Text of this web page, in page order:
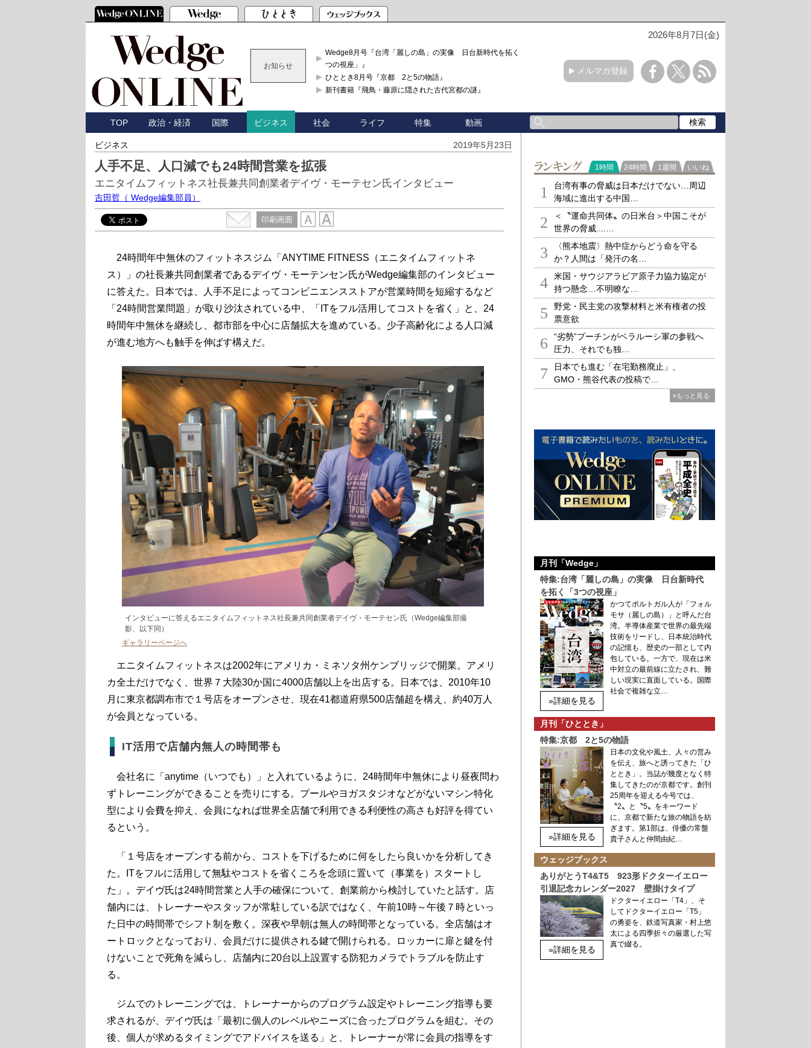
2026年8月7日(金)
お知らせ
Wedge8月号『台湾「麗しの島」の実像 日台新時代を拓く「3
つの視座」』
ひととき8月号『京都 2と5の物語』
新刊書籍『飛鳥・藤原に隠された古代宮都の謎』
メルマガ登録
TOP 政治・経済 国際 ビジネス 社会 ライフ 特集 動画
ビジネス 2019年5月23日
人手不足、人口減でも24時間営業を拡張
エニタイムフィットネス社長兼共同創業者デイヴ・モーテセン氏インタビュー
吉田哲 （ Wedge編集部員）
印刷画面
24時間年中無休のフィットネスジム「ANYTIME FITNESS（エニタイムフィットネ
ス）」の社長兼共同創業者であるデイヴ・モーテンセン氏がWedge編集部のインタビュー
に答えた。日本では、人手不足によってコンビニエンスストアが営業時間を短縮するなど
「24時間営業問題」が取り沙汰されている中、「ITをフル活用してコストを省く」と、24
時間年中無休を継続し、都市部を中心に店舗拡大を進めている。少子高齢化による人口減
が進む地方へも触手を伸ばす構えだ。
インタビューに答えるエニタイムフィットネス社長兼共同創業者デイヴ・モーテセン氏（Wedge編集部撮
影、以下同）
ギャラリーページへ
エニタイムフィットネスは2002年にアメリカ・ミネソタ州ケンブリッジで開業。アメリ
カ全土だけでなく、世界７大陸30か国に4000店舗以上を出店する。日本では、2010年10
月に東京都調布市で１号店をオープンさせ、現在41都道府県500店舗超を構え、約40万人
が会員となっている。
IT活用で店舗内無人の時間帯も
会社名に「anytime（いつでも）」と入れているように、24時間年中無休により昼夜問わ
ずトレーニングができることを売りにする。プールやヨガスタジオなどがないマシン特化
型により会費を抑え、会員になれば世界全店舗で利用できる利便性の高さも好評を得てい
るという。
「１号店をオープンする前から、コストを下げるために何をしたら良いかを分析してき
た。ITをフルに活用して無駄やコストを省くころを念頭に置いて（事業を）スタートし
た」。デイヴ氏は24時間営業と人手の確保について、創業前から検討していたと話す。店
舗内には、トレーナーやスタッフが常駐している訳ではなく、午前10時～午後７時といっ
た日中の時間帯でシフト制を敷く。深夜や早朝は無人の時間帯となっている。全店舗はオ
ートロックとなっており、会員だけに提供される鍵で開けられる。ロッカーに扉と鍵を付
けないことで死角を減らし、店舗内に20台以上設置する防犯カメラでトラブルを防止す
る。
ジムでのトレーニングでは、トレーナーからのプログラム設定やトレーニング指導も要
求されるが、デイヴ氏は「最初に個人のレベルやニーズに合ったプログラムを組む。その
後、個人が求めるタイミングでアドバイスを送る」と、トレーナーが常に会員の指導をす
ランキング
1時間 24時間 1週間 いいね
1
台湾有事の脅威は日本だけでない…周辺
海域に進出する中国…
2
＜〝運命共同体〟の日米台＞中国こそが
世界の脅威....…
3
〈熊本地震〉熱中症からどう命を守る
か？人間は「発汗の名…
4
米国・サウジアラビア原子力協力協定が
持つ懸念…不明瞭な…
5
野党・民主党の攻撃材料と米有権者の投
票意欲
6
“劣勢”プーチンがベラルーシ軍の参戦へ
圧力、それでも独…
7
日本でも進む「在宅勤務廃止」、
GMO・熊谷代表の投稿で…
»もっと見る
月刊「Wedge」
特集:台湾「麗しの島」の実像 日台新時代
を拓く「3つの視座」
»詳細を見る
かつてポルトガル人が「フォル
モサ（麗しの島）」と呼んだ台
湾。半導体産業で世界の最先端
技術をリードし、日本統治時代
の記憶も、歴史の一部として内
包している。一方で、現在は米
中対立の最前線に立たされ、難
しい現実に直面している。国際
社会で複雑な立…
月刊「ひととき」
特集:京都 2と5の物語
»詳細を見る
日本の文化や風土、人々の営み
を伝え、旅へと誘ってきた「ひ
ととき」。当誌が幾度となく特
集してきたのが京都です。創刊
25周年を迎える今号では、
〝2〟と〝5〟をキーワード
に、京都で新たな旅の物語を紡
ぎます。第1部は、俳優の常盤
貴子さんと仲間由紀…
ウェッジブックス
ありがとうT4&T5 923形ドクターイエロー
引退記念カレンダー2027 壁掛けタイプ
»詳細を見る
ドクターイエロー「T4」、そ
してドクターイエロー「T5」
の勇姿を、鉄道写真家・村上悠
太による四季折々の厳選した写
真で綴る。